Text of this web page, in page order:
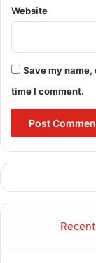
Website
Save my
time I comment.
Recent